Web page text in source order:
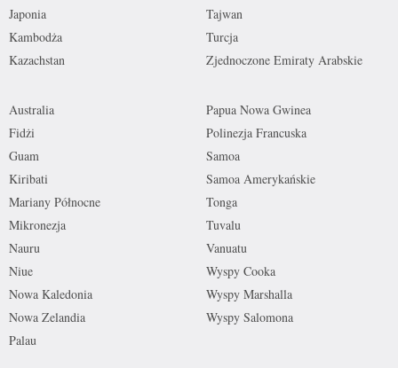
Japonia
Kambodża
Kazachstan
Tajwan
Turcja
Zjednoczone Emiraty Arabskie
Australia
Fidżi
Guam
Kiribati
Mariany Północne
Mikronezja
Nauru
Niue
Nowa Kaledonia
Nowa Zelandia
Palau
Papua Nowa Gwinea
Polinezja Francuska
Samoa
Samoa Amerykańskie
Tonga
Tuvalu
Vanuatu
Wyspy Cooka
Wyspy Marshalla
Wyspy Salomona